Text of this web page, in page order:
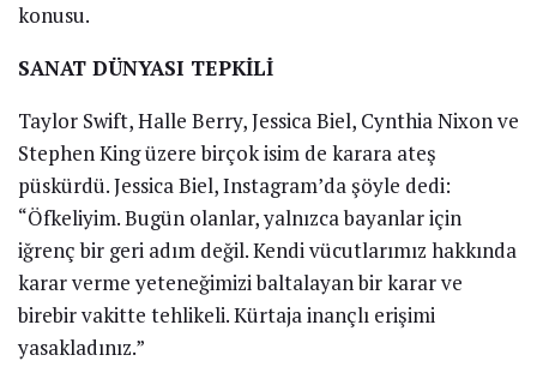
konusu.
SANAT DÜNYASI TEPKİLİ
Taylor Swift, Halle Berry, Jessica Biel, Cynthia Nixon ve
Stephen King üzere birçok isim de karara ateş
püskürdü. Jessica Biel, Instagram’da şöyle dedi:
“Öfkeliyim. Bugün olanlar, yalnızca bayanlar için
iğrenç bir geri adım değil. Kendi vücutlarımız hakkında
karar verme yeteneğimizi baltalayan bir karar ve
birebir vakitte tehlikeli. Kürtaja inançlı erişimi
yasakladınız.”